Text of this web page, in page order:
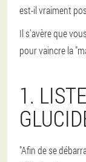
est-il vraiment
Il s'avère que
pour vaincre la
1.
"Afin de se